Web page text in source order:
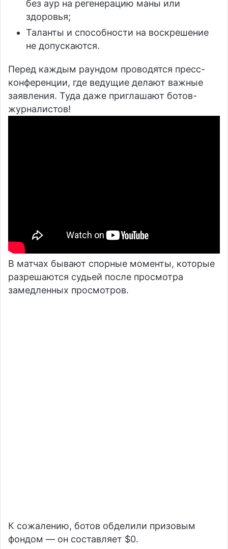
без аур на регенерацию маны или
здоровья;
Таланты и способности на воскрешение
не допускаются.
Перед каждым раундом проводятся пресс-
конференции, где ведущие делают важные
заявления. Туда даже приглашают ботов-
журналистов!
В матчах бывают спорные моменты, которые
разрешаются судьей после просмотра
замедленных просмотров.
К сожалению, ботов обделили призовым
фондом — он составляет $0.